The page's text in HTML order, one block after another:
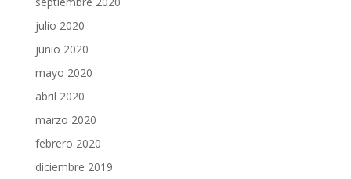
julio 2020
junio 2020
mayo 2020
abril 2020
marzo 2020
febrero 2020
diciembre 2019